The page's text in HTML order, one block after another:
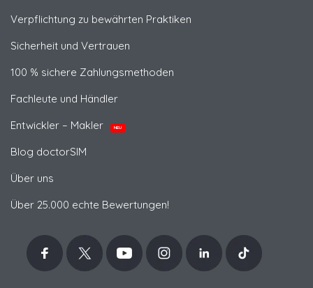
Verpflichtung zu bewährten Praktiken
Sicherheit und Vertrauen
100 % sichere Zahlungsmethoden
Fachleute und Händler
Entwickler – Makler
NEU
Blog doctorSIM
Über uns
Über 25.000 echte Bewertungen!